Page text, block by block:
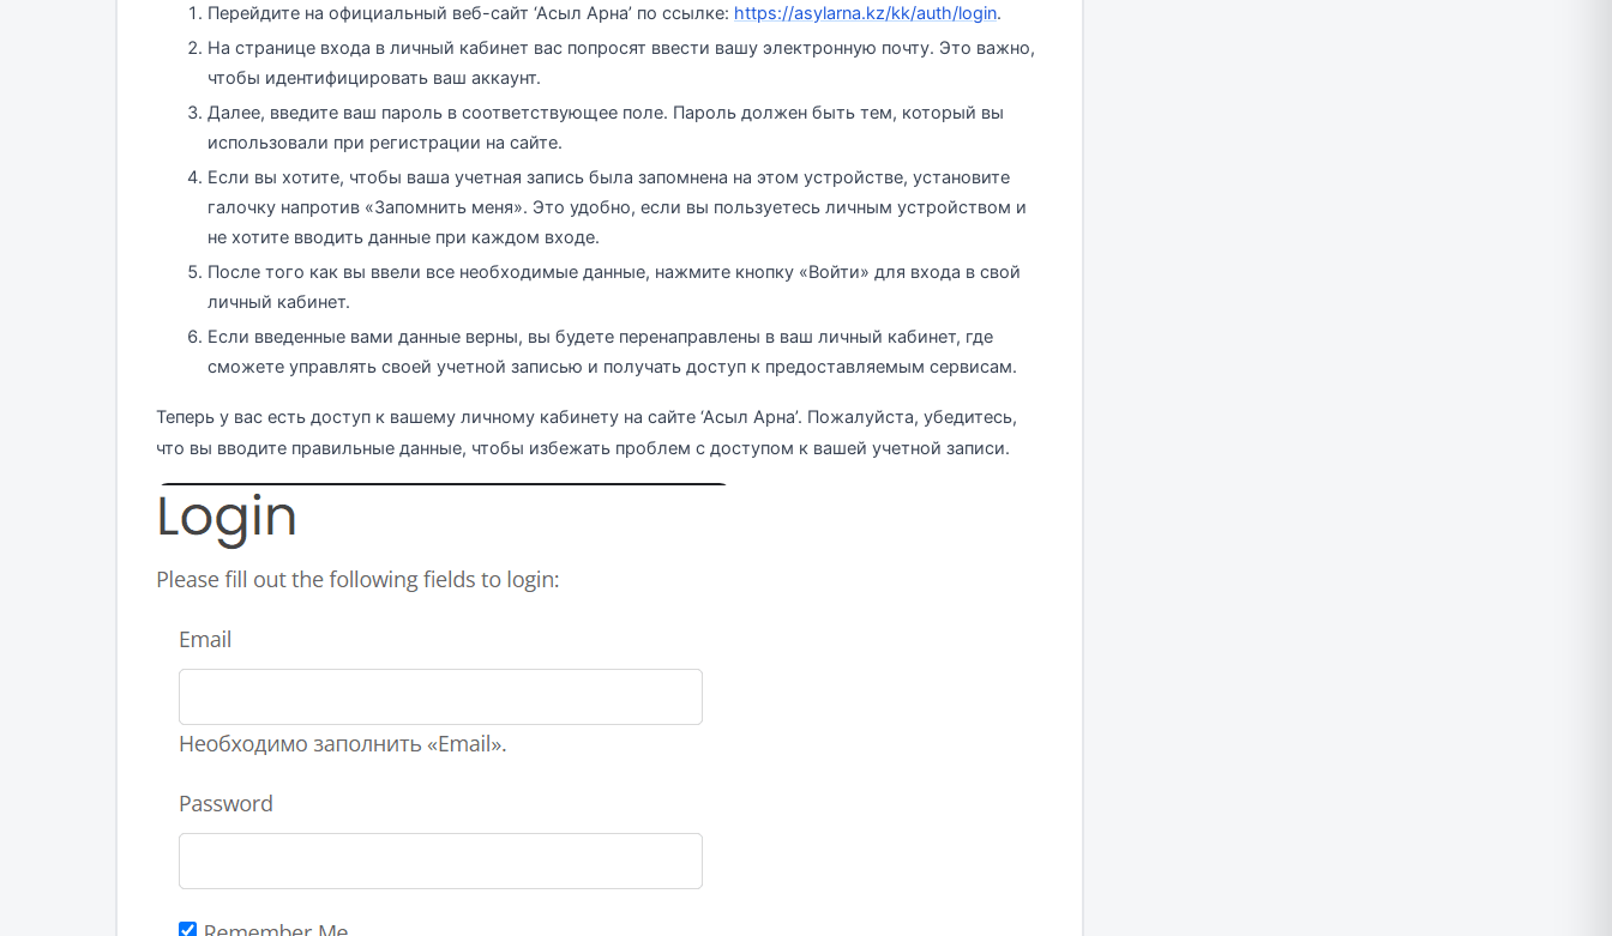
Перейдите на официальный веб-сайт ‘Асыл Арна’ по ссылке: https://asylarna.kz/kk/auth/login.
На странице входа в личный кабинет вас попросят ввести вашу электронную почту. Это важно,
чтобы идентифицировать ваш аккаунт.
Далее, введите ваш пароль в соответствующее поле. Пароль должен быть тем, который вы
использовали при регистрации на сайте.
Если вы хотите, чтобы ваша учетная запись была запомнена на этом устройстве, установите
галочку напротив «Запомнить меня». Это удобно, если вы пользуетесь личным устройством и
не хотите вводить данные при каждом входе.
После того как вы ввели все необходимые данные, нажмите кнопку «Войти» для входа в свой
личный кабинет.
Если введенные вами данные верны, вы будете перенаправлены в ваш личный кабинет, где
сможете управлять своей учетной записью и получать доступ к предоставляемым сервисам.
Теперь у вас есть доступ к вашему личному кабинету на сайте ‘Асыл Арна’. Пожалуйста, убедитесь,
что вы вводите правильные данные, чтобы избежать проблем с доступом к вашей учетной записи.